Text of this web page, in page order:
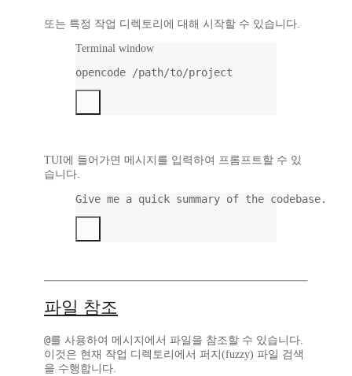
또는 특정 작업 디렉토리에 대해 시작할 수 있습니다.
Terminal window
opencode /path/to/project
TUI에 들어가면 메시지를 입력하여 프롬프트할 수 있
습니다.
Give me a quick summary of the codebase.
파일 참조
@를 사용하여 메시지에서 파일을 참조할 수 있습니다.
이것은 현재 작업 디렉토리에서 퍼지(fuzzy) 파일 검색
을 수행합니다.